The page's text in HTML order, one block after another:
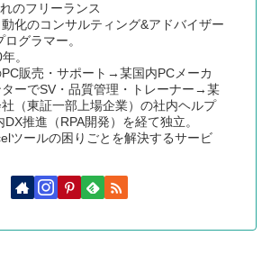
のフリーランス
化のコンサルティング&アドバイザー
グラマー。
。
販売・サポート→某国内PCメーカ
ーでSV・品質管理・トレーナー→某
（東証一部上場企業）の社内ヘルプ
推進（RPA開発）を経て独立。
ツールの困りごとを解決するサービ